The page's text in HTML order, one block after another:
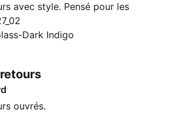
avec style. Pensé pour les
pour les joueurs, ce maillot de la
le confort et le style de la
les tribunes ou en ville,
+ AVANTAGES
: Les tissus techniques
l'humidité pour t’aider à rester à
Dark Indigo
ouvrés.